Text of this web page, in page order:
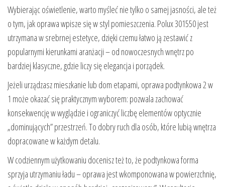
Wybierając oświetlenie, warto myśleć nie tylko o samej jasności, ale też
o tym, jak oprawa wpisze się w styl pomieszczenia. Polux 301550 jest
utrzymana w srebrnej estetyce, dzięki czemu łatwo ją zestawić z
popularnymi kierunkami aranżacji – od nowoczesnych wnętrz po
bardziej klasyczne, gdzie liczy się elegancja i porządek.
Jeżeli urządzasz mieszkanie lub dom etapami, oprawa podtynkowa 2 w
1 może okazać się praktycznym wyborem: pozwala zachować
konsekwencję w wyglądzie i ograniczyć liczbę elementów optycznie
„dominujących” przestrzeń. To dobry ruch dla osób, które lubią wnętrza
dopracowane w każdym detalu.
W codziennym użytkowaniu docenisz też to, że podtynkowa forma
sprzyja utrzymaniu ładu – oprawa jest wkomponowana w powierzchnię,